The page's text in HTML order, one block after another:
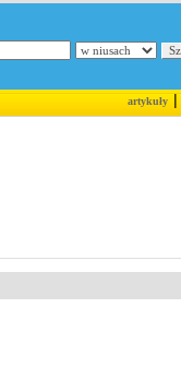
artykuły|